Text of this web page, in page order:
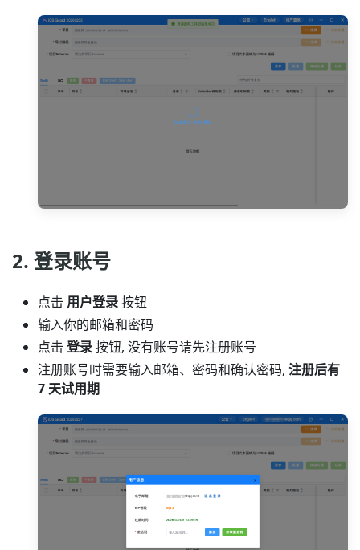
2. 登录账号
点击 用户登录按钮
输入你的邮箱和密码
点击 登录按钮, 没有账号请先注册账号
注册账号时需要输入邮箱、密码和确认密码, 注册后有
7 天试用期